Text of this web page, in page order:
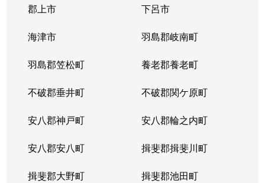
郡上市 下呂市
海津市 羽島郡岐南町
羽島郡笠松町 養老郡養老町
不破郡垂井町 不破郡関ケ原町
安八郡神戸町 安八郡輪之内町
安八郡安八町 揖斐郡揖斐川町
揖斐郡大野町 揖斐郡池田町